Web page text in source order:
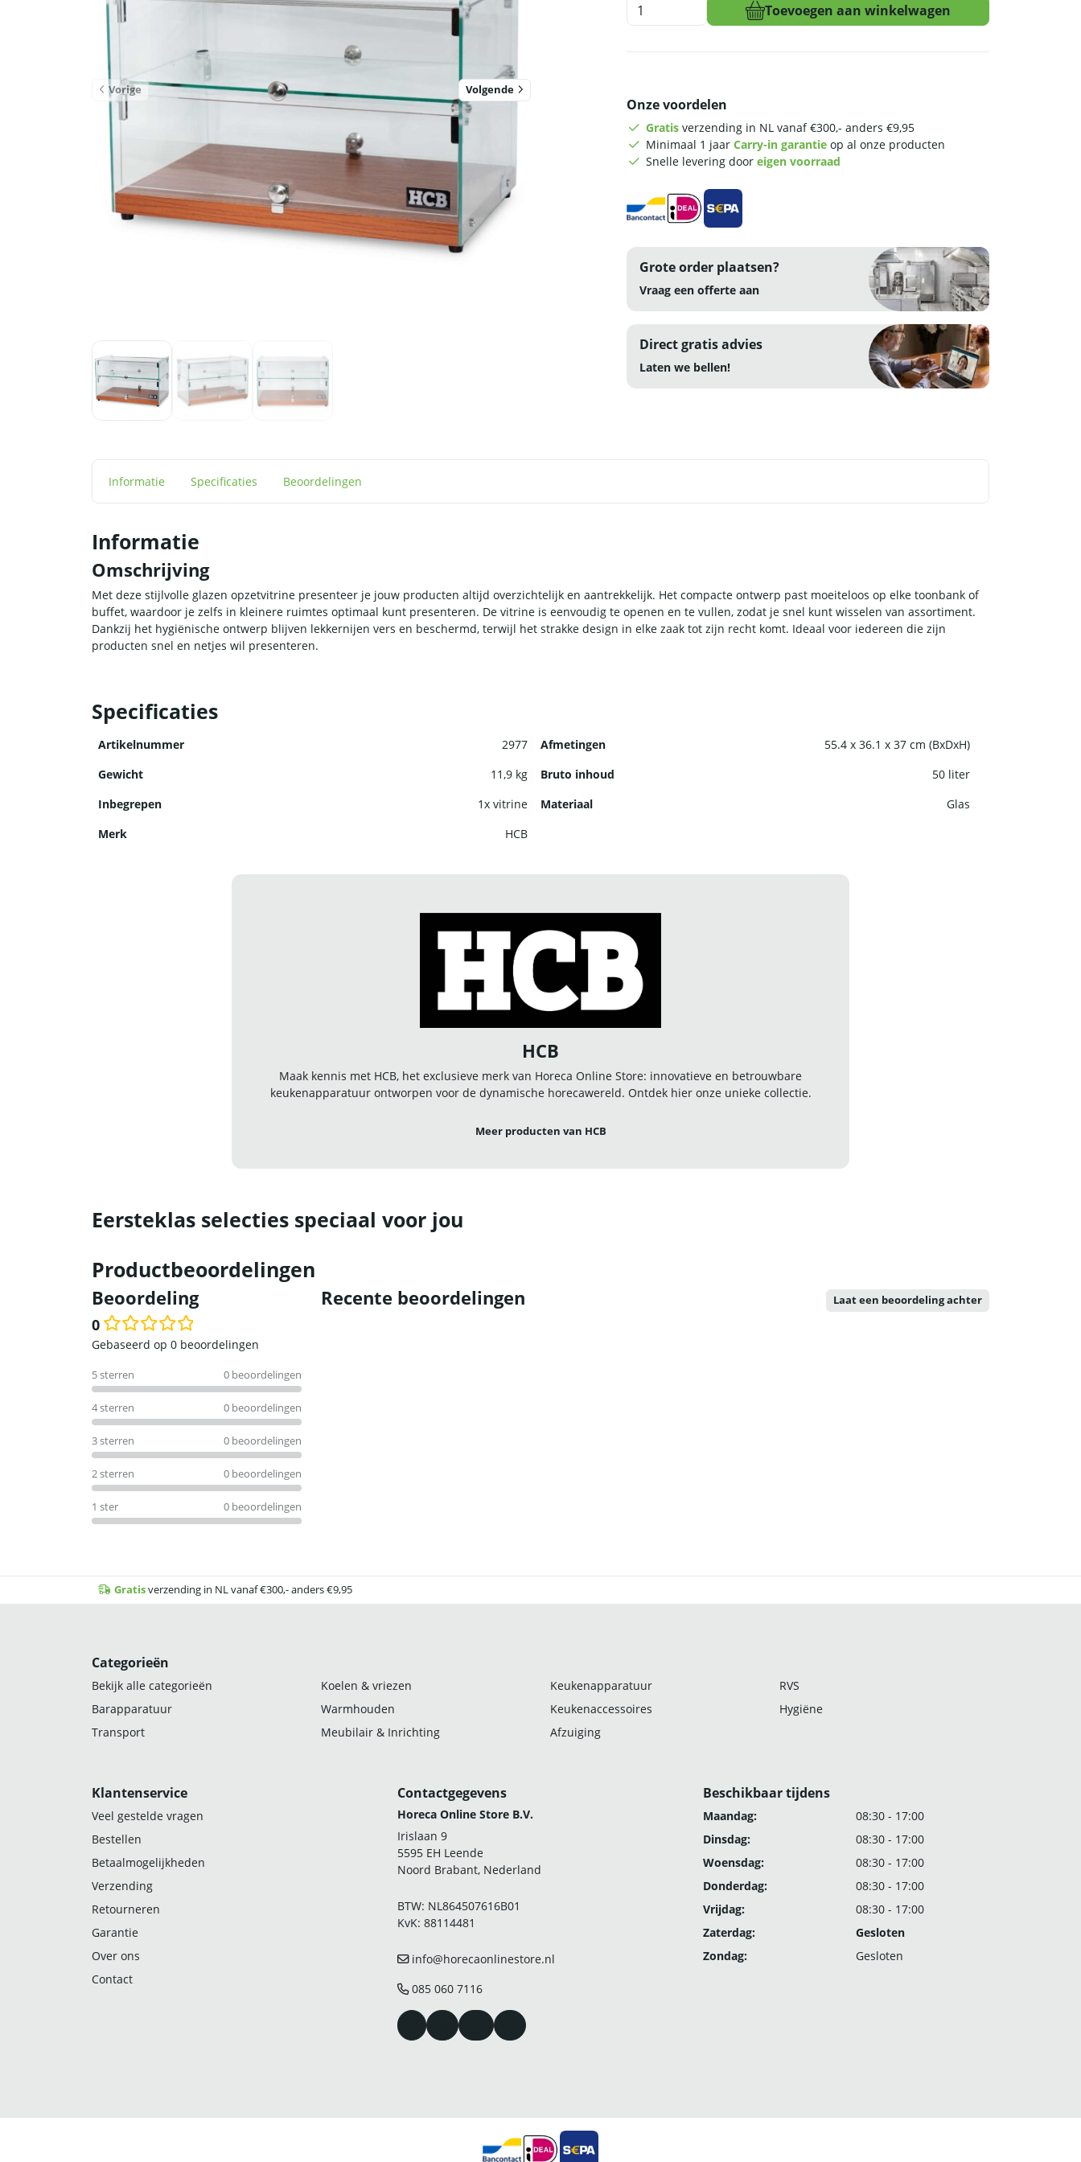
Vorige Volgende
Glazen
liter
55,4
cm
Toevoegen aan winkelwagen
Onze voordelen
Gratis verzending in NL vanaf €300,- anders €9,95
Minimaal 1 jaar Carry-in garantie op al onze producten
Snelle levering door eigen voorraad
Grote order plaatsen?
Vraag een offerte aan
Direct gratis advies
Laten we bellen!
Informatie Specificaties Beoordelingen
Informatie
Omschrijving
Met deze stijlvolle glazen opzetvitrine presenteer je jouw producten altijd overzichtelijk en aantrekkelijk. Het compacte ontwerp past moeiteloos op elke toonbank of
buffet, waardoor je zelfs in kleinere ruimtes optimaal kunt presenteren. De vitrine is eenvoudig te openen en te vullen, zodat je snel kunt wisselen van assortiment.
Dankzij het hygiënische ontwerp blijven lekkernijen vers en beschermd, terwijl het strakke design in elke zaak tot zijn recht komt. Ideaal voor iedereen die zijn
producten snel en netjes wil presenteren.
Specificaties
Artikelnummer 2977 Afmetingen
55.4 x 36.1 x 37 cm (BxDxH)
Gewicht
11,9 kg Bruto inhoud
50 liter
Inbegrepen
1x vitrine Materiaal
Glas
Merk
HCB
HCB
Maak kennis met HCB, het exclusieve merk van Horeca Online Store: innovatieve en betrouwbare
keukenapparatuur ontworpen voor de dynamische horecawereld. Ontdek hier onze unieke collectie.
Meer producten van HCB
Eersteklas selecties speciaal voor jou
Productbeoordelingen
Beoordeling
0
Waardering
uit
5
Gebaseerd op 0 beoordelingen
5 sterren 0 beoordelingen
4 sterren 0 beoordelingen
3 sterren 0 beoordelingen
2 sterren 0 beoordelingen
1 ster 0 beoordelingen
Recente beoordelingen Laat een beoordeling achter
Gratisverzending in NL vanaf €300,- anders €9,95
Categorieën
Bekijk alle categorieën Koelen & vriezen Keukenapparatuur
RVS
Barapparatuur
Warmhouden Keukenaccessoires
Hygiëne
Transport
Meubilair & Inrichting Afzuiging
Klantenservice
Veel gestelde vragen
Bestellen
Betaalmogelijkheden
Verzending
Retourneren
Garantie
Over ons
Contact
Contactgegevens
Horeca Online Store B.V.
Irislaan 9
5595 EH Leende
Noord Brabant, Nederland
BTW: NL864507616B01
KvK: 88114481
info@horecaonlinestore.nl
085 060 7116
Beschikbaar tijdens
Maandag:
08:30 - 17:00
Dinsdag:
08:30 - 17:00
Woensdag:
08:30 - 17:00
Donderdag:
08:30 - 17:00
Vrijdag:
08:30 - 17:00
Zaterdag:
Gesloten
Zondag:
Gesloten